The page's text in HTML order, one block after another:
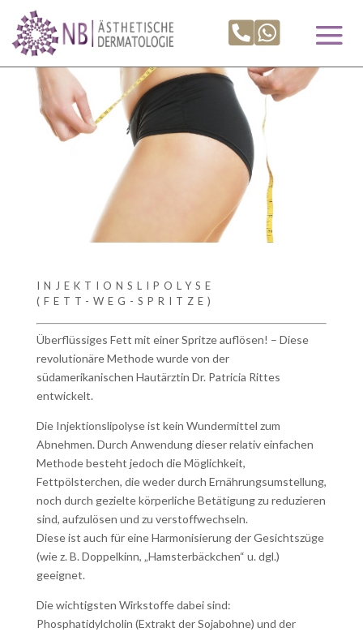
 
INJEKTIONSLIPOLYSE
(FETT-WEG-SPRITZE)
Überflüssiges Fett mit einer Spritze auflösen! – Diese
revolutionäre Methode wurde von der
südamerikanischen Hautärztin Dr. Patricia Rittes
entwickelt.
Die Injektionslipolyse ist kein Wundermittel zum
Abnehmen. Durch Anwendung dieser relativ einfachen
Methode besteht jedoch die Möglichkeit,
Fettpölsterchen, die weder durch Ernährungsumstellung,
noch durch gezielte körperliche Betätigung zu reduzieren
sind, aufzulösen und zu verstoffwechseln.
Diese ist auch für eine Harmonisierung der Gesichtszüge
(wie z. B. Doppelkinn, „Hamsterbäckchen“ u. dgl.)
geeignet.
Die wichtigsten Wirkstoffe dabei sind:
Phosphatidylcholin (Extrakt der Sojabohne) und der